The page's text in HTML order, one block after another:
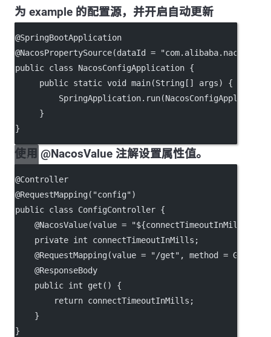
为 example 的配置源，并开启自动更新
@SpringBootApplication
@NacosPropertySource(dataId =
public class NacosConfigApplication {
     public static void main(String[] args) {
     }
}
使用 @NacosValue 注解设置属性值。
@Controller
@RequestMapping("config")
public class ConfigController {
@NacosValue(value =
    private int connectTimeoutInMills;
    @RequestMapping(value = "/get", method = GET)
    @ResponseBody
    public int get() {
        return connectTimeoutInMills;
    }
}